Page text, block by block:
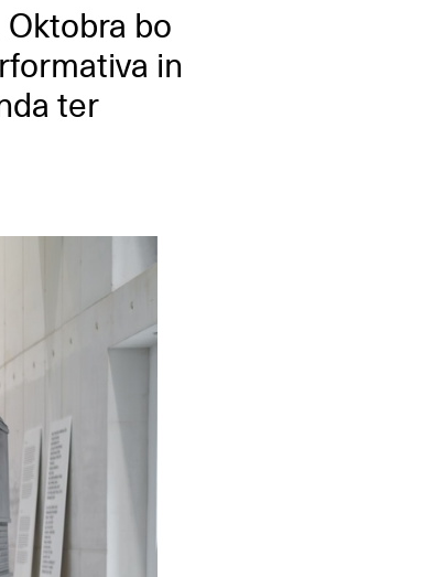
bo
in
ter